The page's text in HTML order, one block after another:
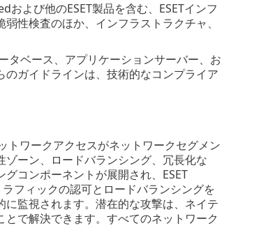
よび他のESET製品を含む、ESETインフ
性検査のほか、インフラストラクチャ、
タベース、アプリケーションサーバー、お
ガイドラインは、技術的なコンプライア
トワークアクセスがネットワークセグメン
ーン、ロードバランシング、冗長化な
コンポーネントが展開され、ESET
フィックの認可とロードバランシングを
監視されます。潜在的な攻撃は、ネイテ
で解決できます。すべてのネットワーク